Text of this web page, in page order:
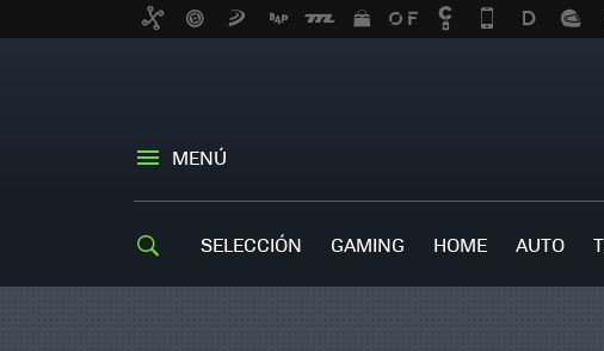
MENÚ
SELECCIÓN GAMING HOME AUTO